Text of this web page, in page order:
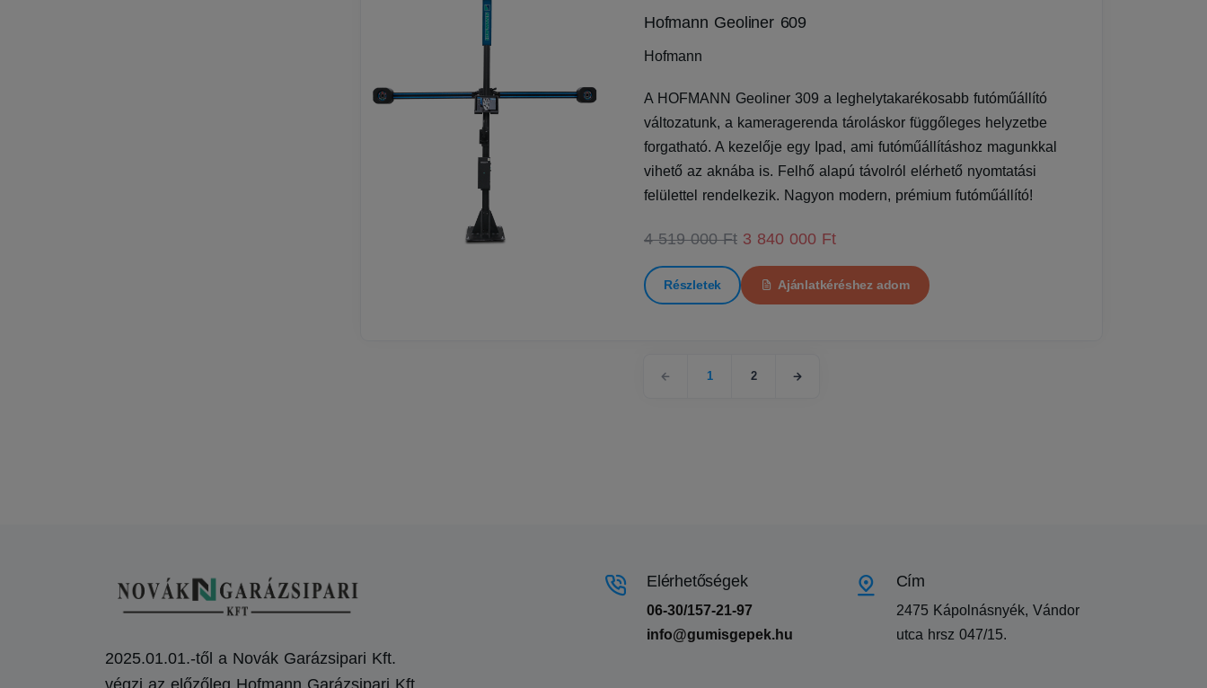
Hofmann Geoliner 609
Hofmann
A HOFMANN Geoliner 309 a leghelytakarékosabb futóműállító
változatunk, a kameragerenda tároláskor függőleges helyzetbe
forgatható. A kezelője egy Ipad, ami futóműállításhoz magunkkal
vihető az aknába is. Felhő alapú távolról elérhető nyomtatási
felülettel rendelkezik. Nagyon modern, prémium futóműállító!
4 519 000 Ft 3 840 000 Ft
Részletek Ajánlatkéréshez adom
1 2
2025.01.01.-től a Novák Garázsipari Kft.
végzi az előzőleg Hofmann Garázsipari Kft.
Elérhetőségek
06-30/157-21-97
info@gumisgepek.hu
Cím
2475 Kápolnásnyék, Vándor
utca hrsz 047/15.